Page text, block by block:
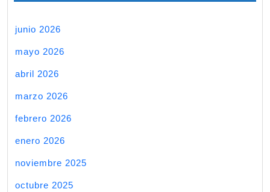
junio 2026
mayo 2026
abril 2026
marzo 2026
febrero 2026
enero 2026
noviembre 2025
octubre 2025